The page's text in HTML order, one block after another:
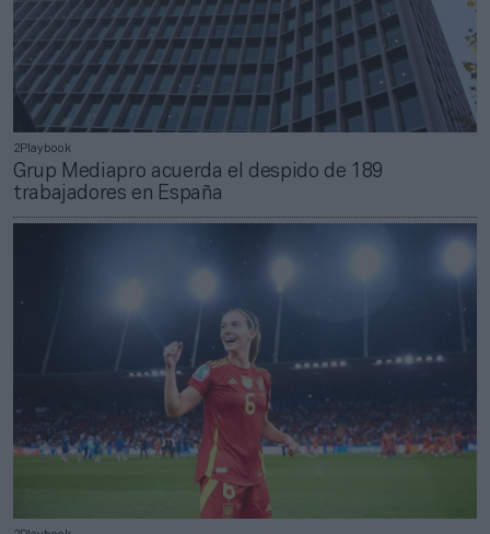
2Playbook
Grup Mediapro acuerda el despido de 189
trabajadores en España